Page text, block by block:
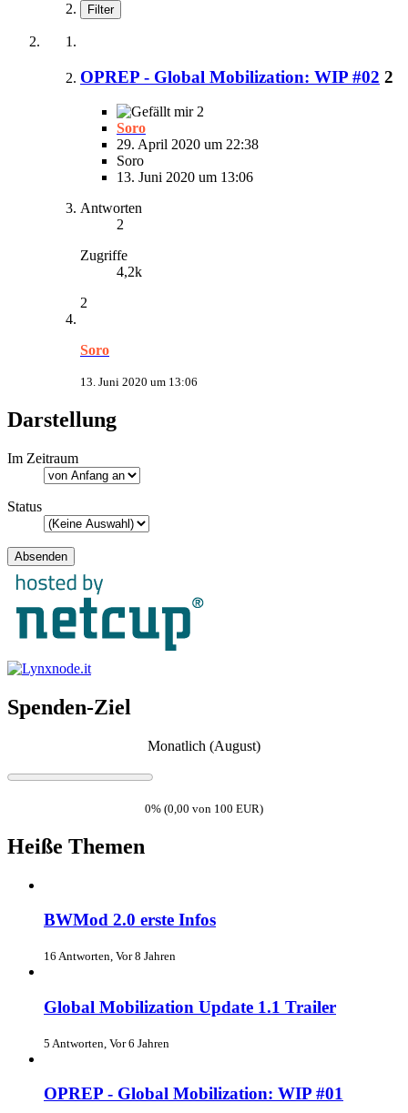
Filter
OPREP - Global Mobilization: WIP #02 2
2
Soro
29. April 2020 um 22:38
Soro
13. Juni 2020 um 13:06
Antworten
2
Zugriffe
4,2k
2
Soro
13. Juni 2020 um 13:06
Darstellung
Im Zeitraum
Status
Spenden-Ziel
Monatlich (August)
0% (0,00 von 100 EUR)
Heiße Themen
BWMod 2.0 erste Infos
16 Antworten, Vor 8 Jahren
Global Mobilization Update 1.1 Trailer
5 Antworten, Vor 6 Jahren
OPREP - Global Mobilization: WIP #01